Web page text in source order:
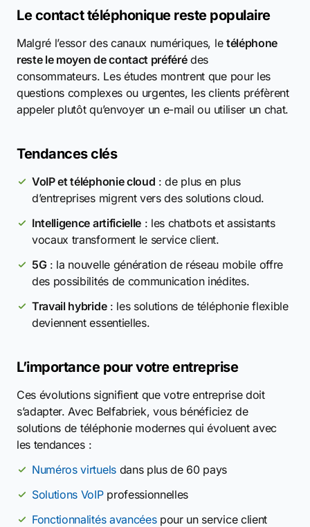
Le contact téléphonique reste populaire
Malgré l’essor des canaux numériques, le téléphone
reste le moyen de contact préférédes
consommateurs. Les études montrent que pour les
questions complexes ou urgentes, les clients préfèrent
appeler plutôt qu’envoyer un e-mail ou utiliser un chat.
Tendances clés
VoIP et téléphonie cloud : de plus en plus
d’entreprises migrent vers des solutions cloud.
Intelligence artificielle : les chatbots et assistants
vocaux transforment le service client.
5G: la nouvelle génération de réseau mobile offre
des possibilités de communication inédites.
Travail hybride: les solutions de téléphonie flexible
deviennent essentielles.
L’importance pour votre entreprise
Ces évolutions signifient que votre entreprise doit
s’adapter. Avec Belfabriek, vous bénéficiez de
solutions de téléphonie modernes qui évoluent avec
les tendances :
Numéros virtuelsdans plus de 60 pays
Solutions VoIPprofessionnelles
Fonctionnalités avancéespour un service client